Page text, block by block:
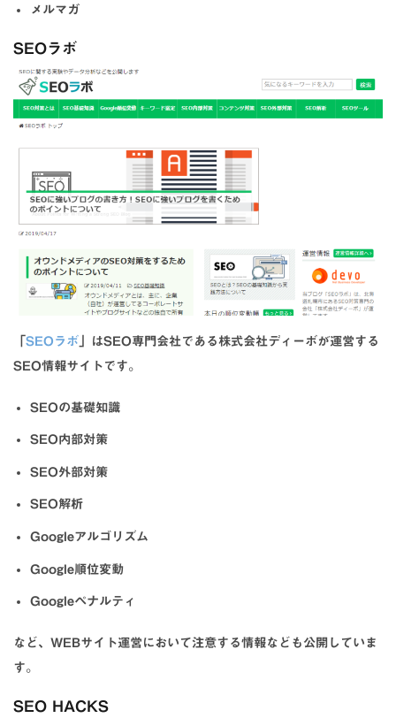
メルマガ
SEOラボ
「SEOラボ 」はSEO専門会社である株式会社ディーボが運営する
SEO情報サイトです。
SEOの基礎知識
SEO内部対策
SEO外部対策
SEO解析
Googleアルゴリズム
Google順位変動
Googleペナルティ
など、WEBサイト運営において注意する情報なども公開していま
す。
SEO HACKS